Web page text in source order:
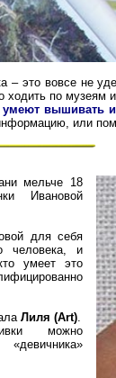
– это вовсе не
по музеям
вышивать
или
мельче 18
Ивановой
для себя
человека, и
умеет это
Лиля (Art)
можно